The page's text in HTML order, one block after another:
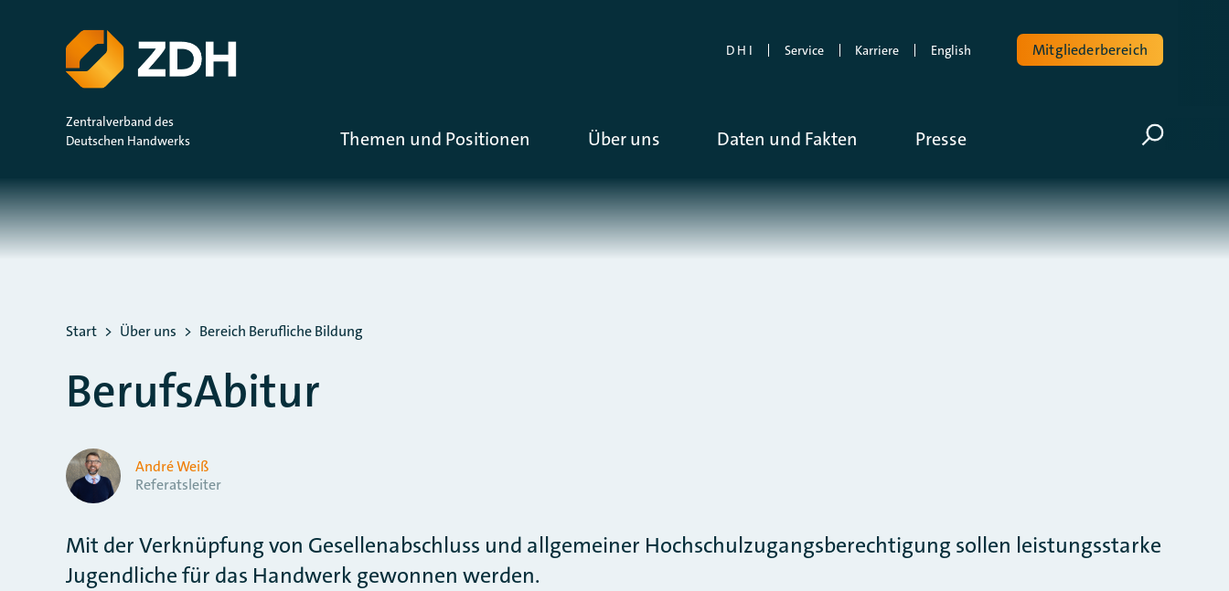
ZUM HAUPTINHALT SPRINGEN
D H I Service Karriere English Mitgliederbereich
Zentralverband des
Deutschen Handwerks
Themen und Positionen Über uns Daten und Fakten PresseVolltextsuche
Suche
Sie befinden sich hier:
Start Über uns Bereich Berufliche Bildung
BerufsAbitur
André Weiß
Referatsleiter
Mit der Verknüpfung von Gesellenabschluss und allgemeiner Hochschulzugangsberechtigung sollen leistungsstarke
Jugendliche für das Handwerk gewonnen werden.